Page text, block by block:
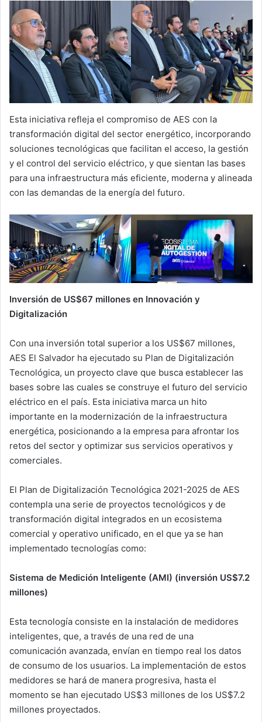
Esta iniciativa refleja el compromiso de AES con la
transformación digital del sector energético, incorporando
soluciones tecnológicas que facilitan el acceso, la gestión
y el control del servicio eléctrico, y que sientan las bases
para una infraestructura más eficiente, moderna y alineada
con las demandas de la energía del futuro.
Inversión de US$67 millones en Innovación y
Digitalización
Con una inversión total superior a los US$67 millones,
AES El Salvador ha ejecutado su Plan de Digitalización
Tecnológica, un proyecto clave que busca establecer las
bases sobre las cuales se construye el futuro del servicio
eléctrico en el país. Esta iniciativa marca un hito
importante en la modernización de la infraestructura
energética, posicionando a la empresa para afrontar los
retos del sector y optimizar sus servicios operativos y
comerciales.
El Plan de Digitalización Tecnológica 2021-2025 de AES
contempla una serie de proyectos tecnológicos y de
transformación digital integrados en un ecosistema
comercial y operativo unificado, en el que ya se han
implementado tecnologías como:
Sistema de Medición Inteligente (AMI) (inversión US$7.2
millones)
Esta tecnología consiste en la instalación de medidores
inteligentes, que, a través de una red de una
comunicación avanzada, envían en tiempo real los datos
de consumo de los usuarios. La implementación de estos
medidores se hará de manera progresiva, hasta el
momento se han ejecutado US$3 millones de los US$7.2
millones proyectados.